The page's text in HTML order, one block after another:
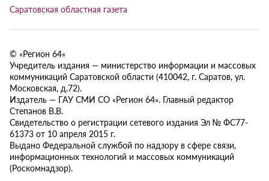
Саратовская областная газета
© «Регион 64»
Учредитель издания — министерство информации и массовых
коммуникаций Саратовской области (410042, г. Саратов, ул.
Московская, д.72).
Издатель — ГАУ СМИ СО «Регион 64». Главный редактор
Степанов В.В.
Свидетельство о регистрации сетевого издания Эл № ФС77-
61373 от 10 апреля 2015 г.
Выдано Федеральной службой по надзору в сфере связи,
информационных технологий и массовых коммуникаций
(Роскомнадзор).